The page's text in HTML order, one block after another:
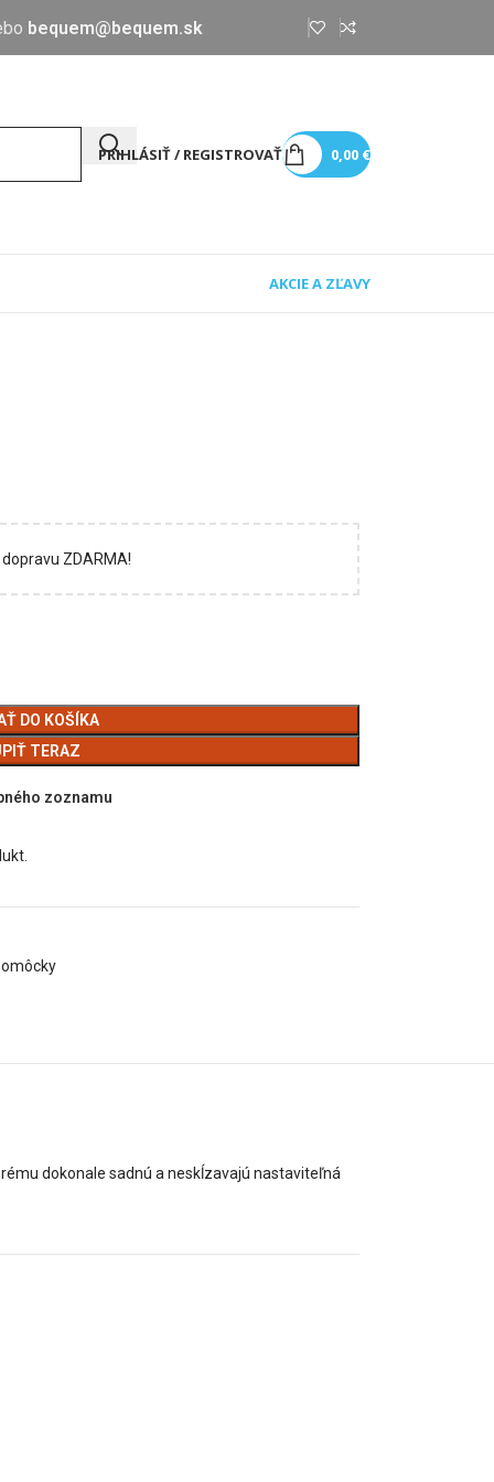
bequem@bequem.sk
PRIHLÁSIŤ / REGISTROVAŤ 0,00 €
AKCIE A ZĽAVY
ZDARMA!
DO KOŠÍKA
TERAZ
zoznamu
dokonale sadnú a neskĺzavajú nastaviteľná